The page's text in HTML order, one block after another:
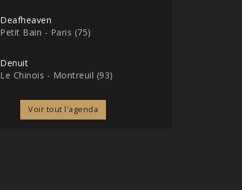
Deafheaven
Petit Bain - Paris (75)
Denuit
Le Chinois - Montreuil (93)
Voir tout l'agenda